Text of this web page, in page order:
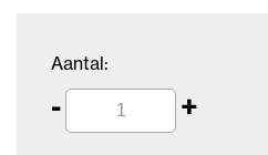
Aantal:
- +